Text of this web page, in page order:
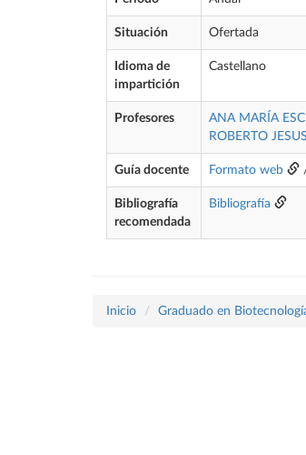
Situación Ofertada
Idioma de
impartición
Castellano
Profesores ANA MARÍA
ROBERTO
Guía docente Formato web
Bibliografía
recomendada
Bibliografía
Inicio Graduado en